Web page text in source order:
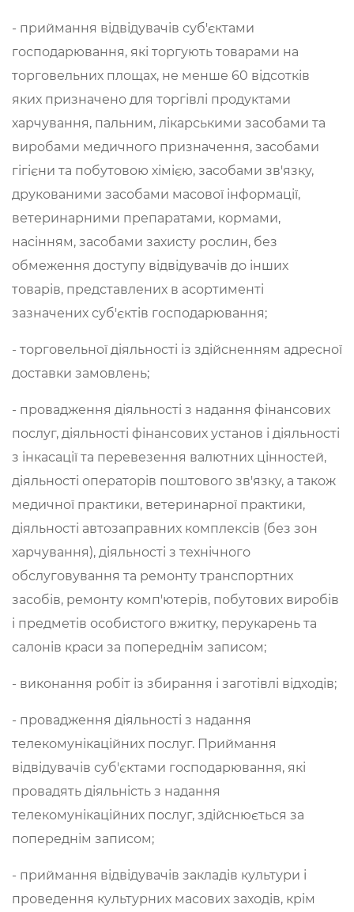
- приймання відвідувачів суб'єктами
господарювання, які торгують товарами на
торговельних площах, не менше 60 відсотків
яких призначено для торгівлі продуктами
харчування, пальним, лікарськими засобами та
виробами медичного призначення, засобами
гігієни та побутовою хімією, засобами зв'язку,
друкованими засобами масової інформації,
ветеринарними препаратами, кормами,
насінням, засобами захисту рослин, без
обмеження доступу відвідувачів до інших
товарів, представлених в асортименті
зазначених суб'єктів господарювання;
- торговельної діяльності із здійсненням адресної
доставки замовлень;
- провадження діяльності з надання фінансових
послуг, діяльності фінансових установ і діяльності
з інкасації та перевезення валютних цінностей,
діяльності операторів поштового зв'язку, а також
медичної практики, ветеринарної практики,
діяльності автозаправних комплексів (без зон
харчування), діяльності з технічного
обслуговування та ремонту транспортних
засобів, ремонту комп'ютерів, побутових виробів
і предметів особистого вжитку, перукарень та
салонів краси за попереднім записом;
- виконання робіт із збирання і заготівлі відходів;
- провадження діяльності з надання
телекомунікаційних послуг. Приймання
відвідувачів суб'єктами господарювання, які
провадять діяльність з надання
телекомунікаційних послуг, здійснюється за
попереднім записом;
- приймання відвідувачів закладів культури і
проведення культурних масових заходів, крім